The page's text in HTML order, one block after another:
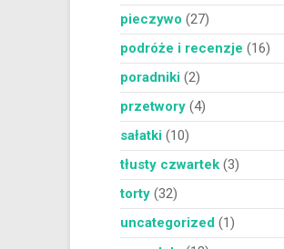
pieczywo (27)
podróże i recenzje (16)
poradniki (2)
przetwory (4)
sałatki (10)
tłusty czwartek (3)
torty (32)
uncategorized (1)